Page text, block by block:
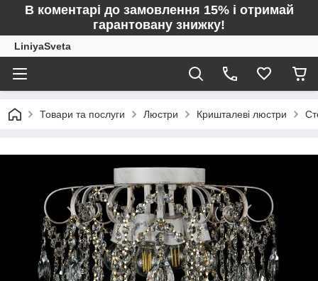
В коментарі до замовлення 15% і отримай
гарантовану знижку!
LiniyaSveta
Товари та послуги Люстри Кришталеві люстри